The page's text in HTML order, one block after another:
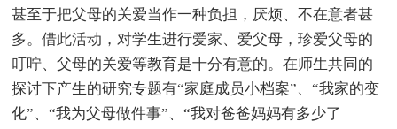
甚至于把父母的关爱当作一种负担，厌烦、不在意者甚
多。借此活动，对学生进行爱家、爱父母，珍爱父母的
叮咛、父母的关爱等教育是十分有意的。在师生共同的
探讨下产生的研究专题有“家庭成员小档案”、“我家的变
化”、“我为父母做件事”、“我对爸爸妈妈有多少了